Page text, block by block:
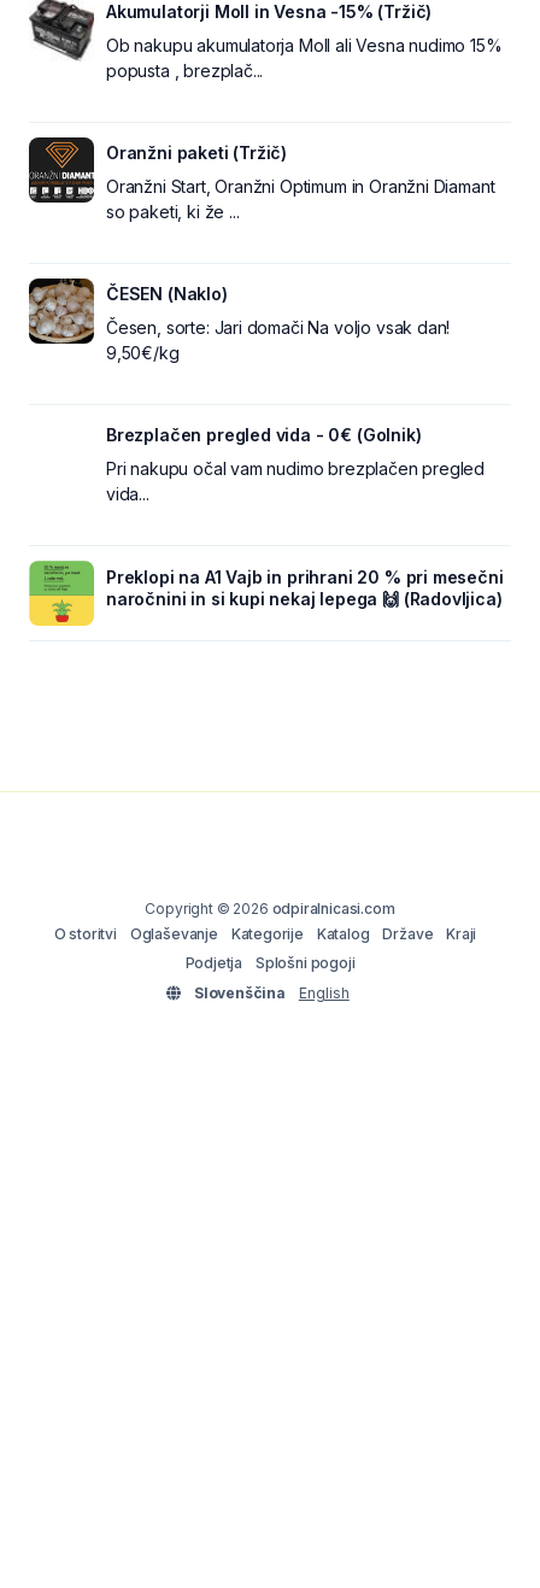
Akumulatorji Moll in Vesna -15% (Tržič)
Ob nakupu akumulatorja Moll ali Vesna nudimo 15%
popusta , brezplač...
Oranžni paketi (Tržič)
Oranžni Start, Oranžni Optimum in Oranžni Diamant
so paketi, ki že ...
ČESEN (Naklo)
Česen, sorte: Jari domači Na voljo vsak dan!
9,50€/kg
Brezplačen pregled vida - 0€ (Golnik)
Pri nakupu očal vam nudimo brezplačen pregled
vida...
Preklopi na A1 Vajb in prihrani 20 % pri mesečni
naročnini in si kupi nekaj lepega 🙌 (Radovljica)
Copyright © 2026 odpiralnicasi.com
O storitvi
Oglaševanje Kategorije Katalog Države
Kraji
Podjetja
Splošni pogoji
Slovenščina
English